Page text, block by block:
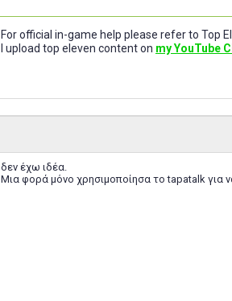
For official in-game help please refer to Top
I upload top eleven content on my YouTube
δεν έχω ιδέα.
Μια φορά μόνο χρησιμοποίησα το tapatalk